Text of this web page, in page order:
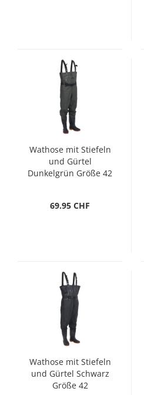
Wathose mit Stiefeln
und Gürtel
Dunkelgrün Größe 42
69.95 CHF
Wathose mit Stiefeln
und Gürtel Schwarz
Größe 42